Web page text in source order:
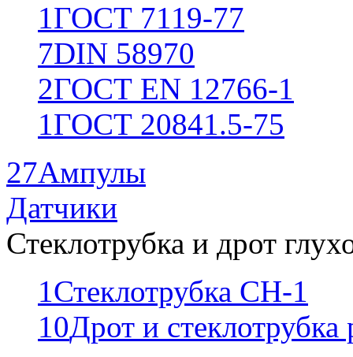
1ГОСТ 7119-77
7DIN 58970
2ГОСТ EN 12766-1
1ГОСТ 20841.5-75
27Ампулы
Датчики
Стеклотрубка и дрот
1Стеклотрубка СН-1
10Дрот и